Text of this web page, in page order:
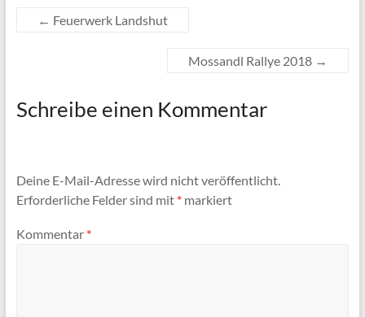
← Feuerwerk Landshut
Mossandl Rallye 2018 →
Schreibe einen Kommentar
Deine E-Mail-Adresse wird nicht veröffentlicht.
Erforderliche Felder sind mit *markiert
Kommentar *